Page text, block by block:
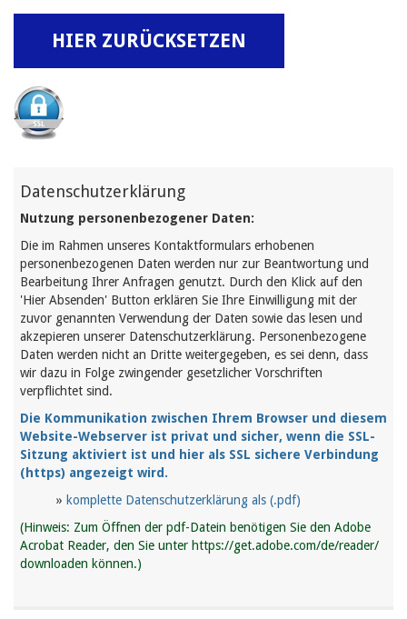
Datenschutzerklärung
Nutzung personenbezogener Daten:
Die im Rahmen unseres Kontaktformulars erhobenen
personenbezogenen Daten werden nur zur Beantwortung und
Bearbeitung Ihrer Anfragen genutzt. Durch den Klick auf den
'Hier Absenden' Button erklären Sie Ihre Einwilligung mit der
zuvor genannten Verwendung der Daten sowie das lesen und
akzepieren unserer Datenschutzerklärung. Personenbezogene
Daten werden nicht an Dritte weitergegeben, es sei denn, dass
wir dazu in Folge zwingender gesetzlicher Vorschriften
verpflichtet sind.
Die Kommunikation zwischen Ihrem Browser und diesem
Website-Webserver ist privat und sicher, wenn die SSL-
Sitzung aktiviert ist und hier als SSL sichere Verbindung
(https) angezeigt wird.
» komplette Datenschutzerklärung als (.pdf)
(Hinweis: Zum Öffnen der pdf-Datein benötigen Sie den Adobe
Acrobat Reader, den Sie unter https://get.adobe.com/de/reader/
downloaden können.)